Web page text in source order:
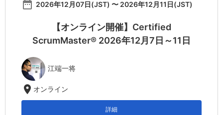
date_range 2026年12月07日(JST) 〜 2026年12月11日(JST)
【オンライン開催】Certified
ScrumMaster® 2026年12月7日～11日
江端一将
location_on オンライン
詳細